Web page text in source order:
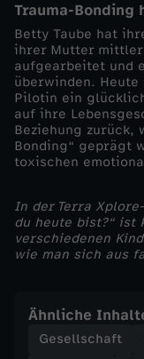
h
e
u
t
e
b
s
Trauma-Bonding
Betty Taube hat
ihrer Mutter
aufgearbeitet und
überwinden.
Pilotin ein
auf ihre
Beziehung zurück,
Bonding“ geprägt
toxischen
In der Terra
du heute bist?“ ist
verschiedenen
wie man sich aus
Ähnliche
Gesellschaft